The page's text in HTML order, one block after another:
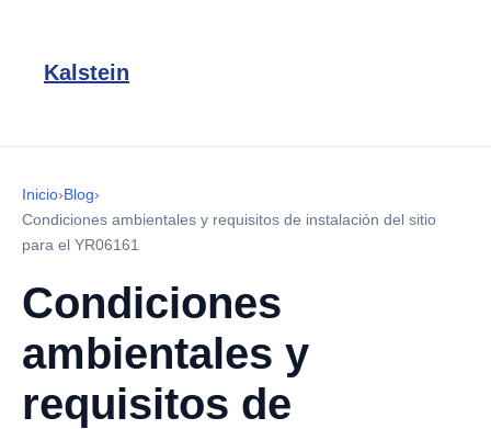
Kalstein
Inicio›Blog›
Condiciones ambientales y requisitos de instalación del sitio
para el YR06161
Condiciones
ambientales y
requisitos de